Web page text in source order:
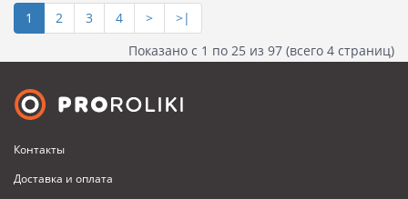
1 2 3 4 >
>|
Показано с 1 по 25 из 97 (всего 4 страниц)
Контакты
Доставка и оплата